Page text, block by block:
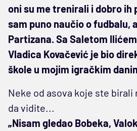
oni su me trenirali i dobro ih
sam puno naučio o fudbalu,
Partizana. Sa Saletom
Vladica Kovačević je bio
škole u mojim igračkim
Neke od asova koje ste
da vidite...
„Nisam gledao Bobeka,